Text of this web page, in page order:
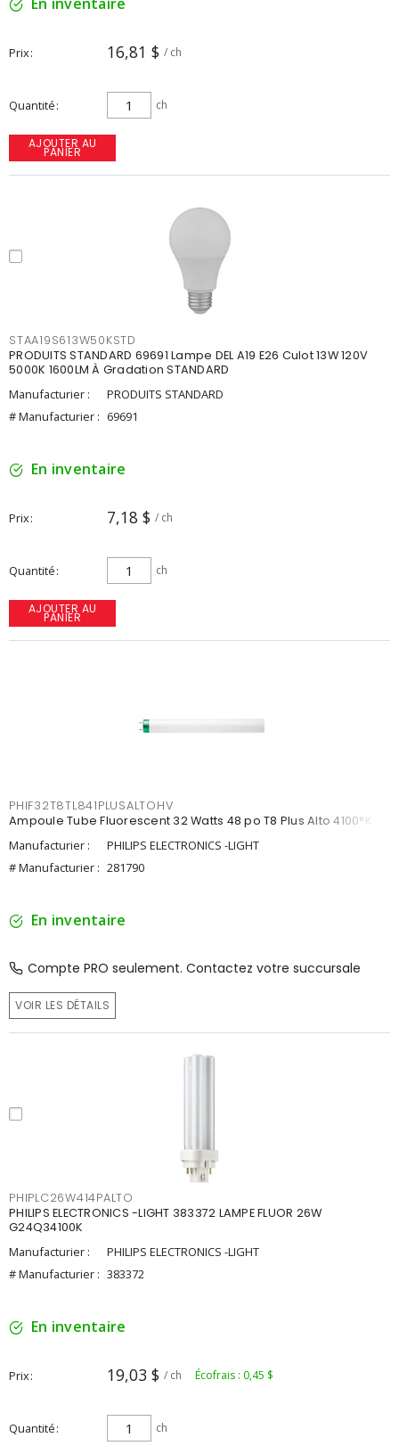
Prix 16,81 $ / ch
Quantité ch
AJOUTER AU
PANIER
STAA19S613W50KSTD
PRODUITS STANDARD 69691 Lampe DEL A19 E26 Culot 13W 120V
5000K 1600LM À Gradation STANDARD
Manufacturier :
PRODUITS STANDARD
# Manufacturier : 69691
En inventaire
Prix 7,18 $ / ch
Quantité ch
AJOUTER AU
PANIER
PHIF32T8TL841PLUSALTOHV
Ampoule Tube Fluorescent 32 Watts 48 po T8 Plus Alto 4100°K
Manufacturier :
PHILIPS ELECTRONICS -LIGHT
# Manufacturier : 281790
En inventaire
Compte PRO seulement. Contactez votre succursale
VOIR LES DÉTAILS
PHIPLC26W414PALTO
PHILIPS ELECTRONICS -LIGHT 383372 LAMPE FLUOR 26W
G24Q34100K
Manufacturier :
PHILIPS ELECTRONICS -LIGHT
# Manufacturier : 383372
En inventaire
Prix 19,03 $ / ch Écofrais : 0,45 $
Quantité ch